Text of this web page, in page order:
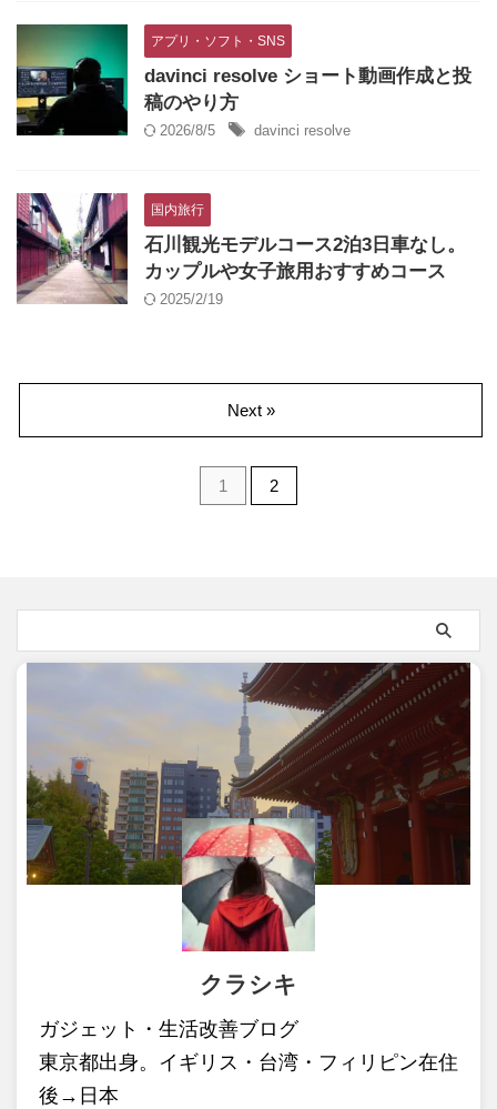
アプリ・ソフト・SNS
davinci resolve ショート動画作成と投
稿のやり方
2026/8/5 davinci resolve
国内旅行
石川観光モデルコース2泊3日車なし。
カップルや女子旅用おすすめコース
2025/2/19
1 2
Next »
クラシキ
ガジェット・生活改善ブログ
東京都出身。イギリス・台湾・フィリピン在住
後→日本